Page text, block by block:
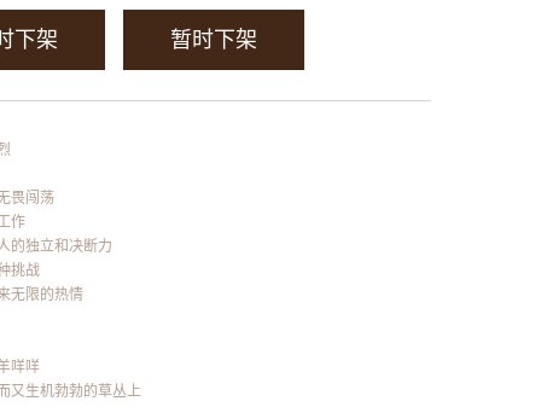
下架 暂时下架
畏闯荡
作
的独立和决断力
挑战
无限的热情
咩咩
又生机勃勃的草丛上